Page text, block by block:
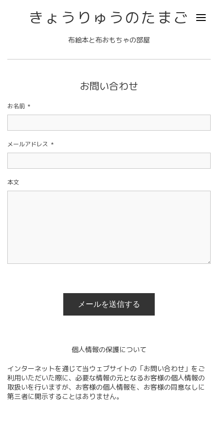
きょうりゅうのたまご
布絵本と布おもちゃの部屋
お問い合わせ
お名前 *
メールアドレス *
本文
個人情報の保護について
インターネットを通じて当ウェブサイトの「お問い合わせ」をご
利用いただいた際に、必要な情報の元となるお客様の個人情報の
取扱いを行いますが、お客様の個人情報を、お客様の同意なしに
第三者に開示することはありません。